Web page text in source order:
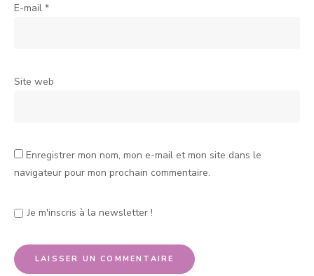
E-mail *
Site web
Enregistrer mon nom, mon e-mail et mon site dans le
navigateur pour mon prochain commentaire.
Je m'inscris à la newsletter !